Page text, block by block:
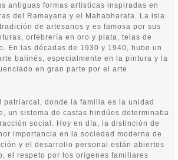
antiguas formas artísticas inspiradas en
del Ramayana y el Mahabharata. La isla
de artesanos y es famosa por sus
orfebrería en oro y plata, telas de
En las décadas de 1930 y 1940, hubo un
balinés, especialmente en la pintura y la
en gran parte por el arte
patriarcal, donde la familia es la unidad
un sistema de castas hindúes determinaba
social. Hoy en día, la distinción de
importancia en la sociedad moderna de
y el desarrollo personal están abiertos
el respeto por los orígenes familiares